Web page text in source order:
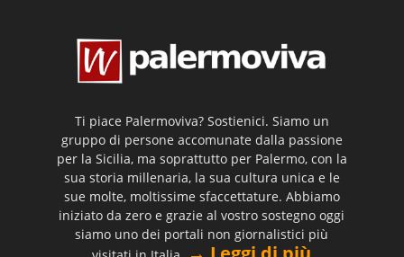
Ti piace Palermoviva? Sostienici. Siamo un
gruppo di persone accomunate dalla passione
per la Sicilia, ma soprattutto per Palermo, con la
sua storia millenaria, la sua cultura unica e le
sue molte, moltissime sfaccettature. Abbiamo
iniziato da zero e grazie al vostro sostegno oggi
siamo uno dei portali non giornalistici più